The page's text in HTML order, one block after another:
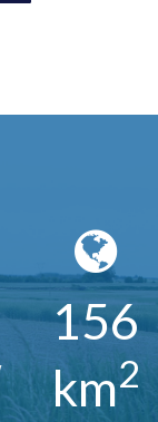
156
km2